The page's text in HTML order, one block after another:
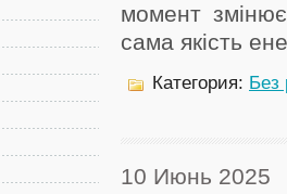
момент
сама якість
Категория: Без
10 Июнь 2025